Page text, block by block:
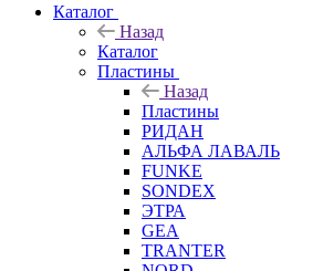
Каталог
Назад
Каталог
Пластины
Назад
Пластины
РИДАН
АЛЬФА ЛАВАЛЬ
FUNKE
SONDEX
ЭТРА
GEA
TRANTER